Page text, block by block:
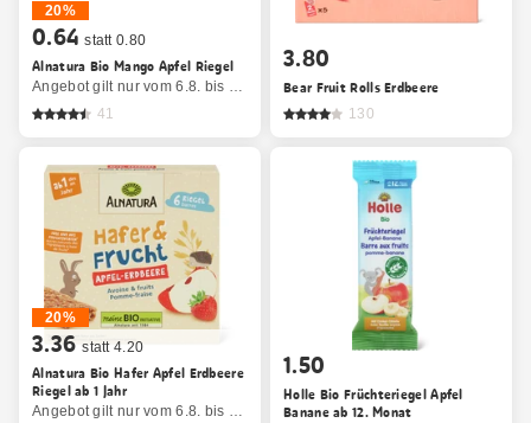
20%
0.64 statt 0.80
Alnatura Bio Mango Apfel Riegel
Angebot gilt nur vom 6.8. bis 12.8.2026, solange Vorrat.
41
3.80
Bear Fruit Rolls Erdbeere
130
20%
3.36 statt 4.20
Alnatura Bio Hafer Apfel Erdbeere
Riegel ab 1 Jahr
Angebot gilt nur vom 6.8. bis 12.8.2026, solange Vorrat.
1.50
Holle Bio Früchteriegel Apfel
Banane ab 12. Monat